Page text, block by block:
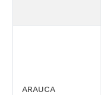
ARAUCA